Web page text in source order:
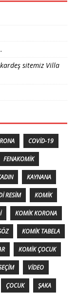
sitemiz Villa
COVID-19
FENAKOMIK
KAYNANA
RESIM KOMIK
KOMIK KORONA
KOMIK TABELA
KOMIK ÇOCUK
VIDEO
ÇOCUK ŞAKA